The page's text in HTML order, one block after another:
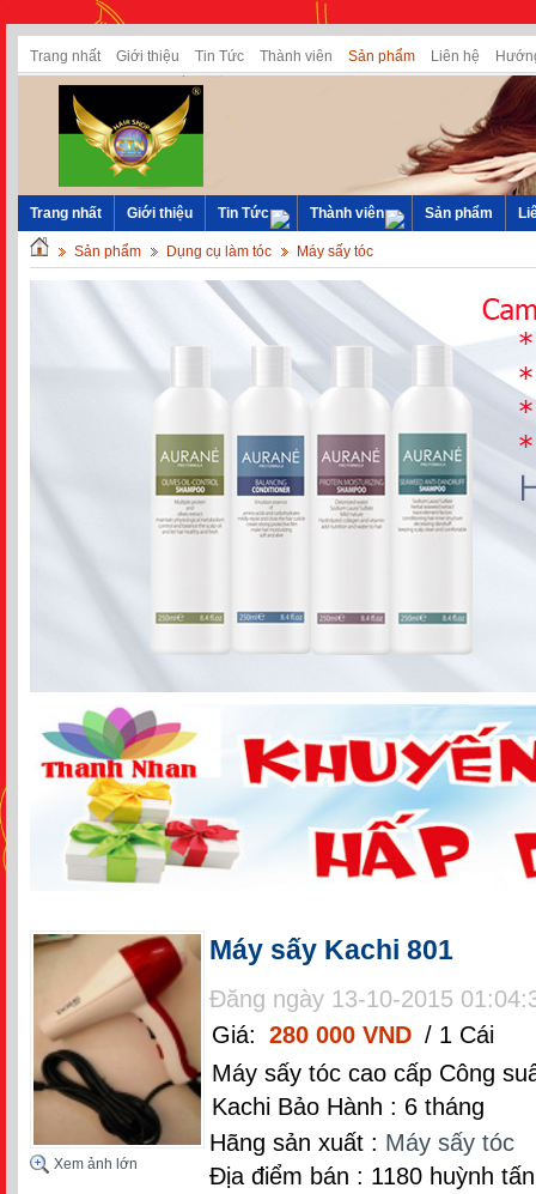
Trang nhất Giới thiệu Tin Tức Thành viên Sản phẩm Liên hệ
Trang nhất Giới thiệu Tin Tức Thành viên Sản phẩm
Sản phẩm Dụng cụ làm tóc Máy sấy tóc
Xem ảnh lớn
Máy sấy Kachi 801
Đăng ngày 13-10-2015
Giá: 280 000 VND / 1 Cái
Máy sấy tóc cao cấp Công
Kachi Bảo Hành : 6 tháng
Hãng sản xuất : Máy sấy tóc
Địa điểm bán : 1180 huỳnh